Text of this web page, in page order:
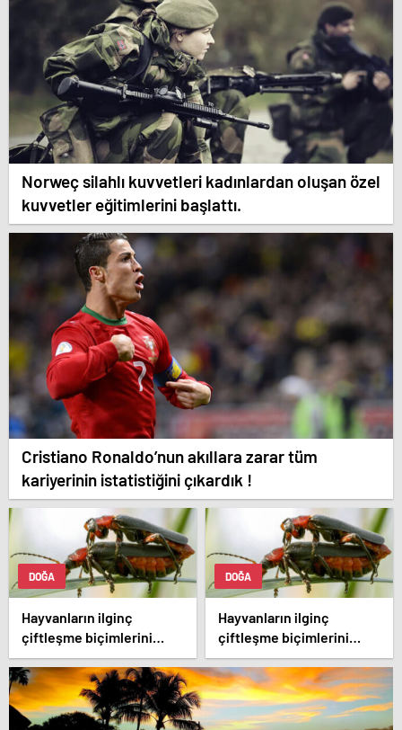
Norweç silahlı kuvvetleri kadınlardan oluşan özel
kuvvetler eğitimlerini başlattı.
Cristiano Ronaldo’nun akıllara zarar tüm
kariyerinin istatistiğini çıkardık !
DOĞA
Hayvanların ilginç
çiftleşme biçimlerini
National Geographic
görüntüledi.
DOĞA
Hayvanların ilginç
çiftleşme biçimlerini
National Geographic
görüntüledi.